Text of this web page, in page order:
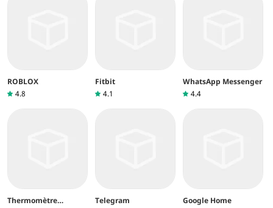
ROBLOX
4.8
Fitbit
4.1
WhatsApp Messenger
4.4
Thermomètre
Telegram
Google Home